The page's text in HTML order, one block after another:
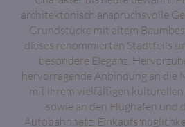
architektonisch anspruchsvolle
Grundstücke mit altem
dieses renommierten Stadtteils
besondere Eleganz.
hervorragende Anbindung an die
mit ihrem vielfältigen
sowie an den Flughafen und
Autobahnnetz.